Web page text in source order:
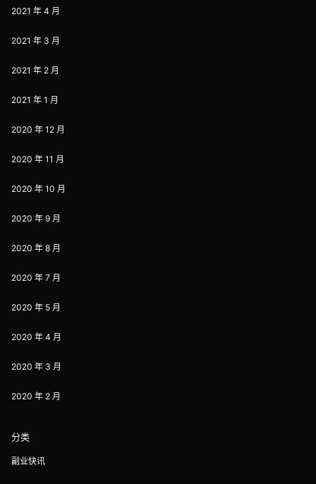
2021 年 4 月
2021 年 3 月
2021 年 2 月
2021 年 1 月
2020 年 12 月
2020 年 11 月
2020 年 10 月
2020 年 9 月
2020 年 8 月
2020 年 7 月
2020 年 5 月
2020 年 4 月
2020 年 3 月
2020 年 2 月
分类
副业快讯